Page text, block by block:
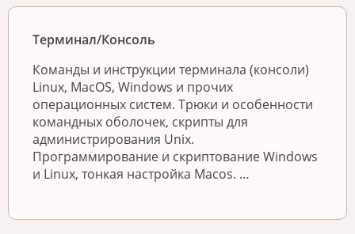
Терминал/Консоль
Команды и инструкции терминала (консоли)
Linux, MacOS, Windows и прочих
операционных систем. Трюки и особенности
командных оболочек, скрипты для
администрирования Unix.
Программирование и скриптование Windows
и Linux, тонкая настройка Macos. …